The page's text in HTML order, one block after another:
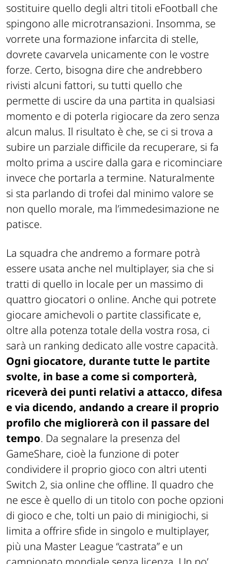
sostituire quello degli altri titoli eFootball che
spingono alle microtransazioni. Insomma, se
vorrete una formazione infarcita di stelle,
dovrete cavarvela unicamente con le vostre
forze. Certo, bisogna dire che andrebbero
rivisti alcuni fattori, su tutti quello che
permette di uscire da una partita in qualsiasi
momento e di poterla rigiocare da zero senza
alcun malus. Il risultato è che, se ci si trova a
subire un parziale difficile da recuperare, si fa
molto prima a uscire dalla gara e ricominciare
invece che portarla a termine. Naturalmente
si sta parlando di trofei dal minimo valore se
non quello morale, ma l’immedesimazione ne
patisce.
La squadra che andremo a formare potrà
essere usata anche nel multiplayer, sia che si
tratti di quello in locale per un massimo di
quattro giocatori o online. Anche qui potrete
giocare amichevoli o partite classificate e,
oltre alla potenza totale della vostra rosa, ci
sarà un ranking dedicato alle vostre capacità.
Ogni giocatore, durante tutte le partite
svolte, in base a come si comporterà,
riceverà dei punti relativi a attacco, difesa
e via dicendo, andando a creare il proprio
profilo che migliorerà con il passare del
tempo. Da segnalare la presenza del
GameShare, cioè la funzione di poter
condividere il proprio gioco con altri utenti
Switch 2, sia online che offline. Il quadro che
ne esce è quello di un titolo con poche opzioni
di gioco e che, tolti un paio di minigiochi, si
limita a offrire sfide in singolo e multiplayer,
più una Master League “castrata” e un